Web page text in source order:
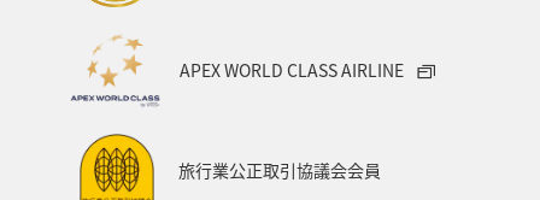
APEX WORLD CLASS AIRLINE
旅行業公正取引協議会会員